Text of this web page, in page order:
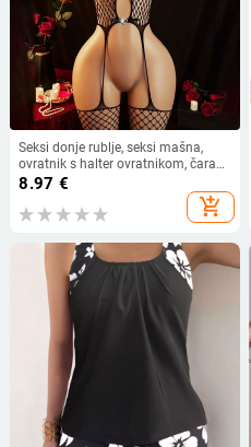
Seksi donje rublje, seksi mašna,
ovratnik s halter ovratnikom, čarape
s tregerima, prozirno jednodijelno
8.97 €
add_shopping_cart